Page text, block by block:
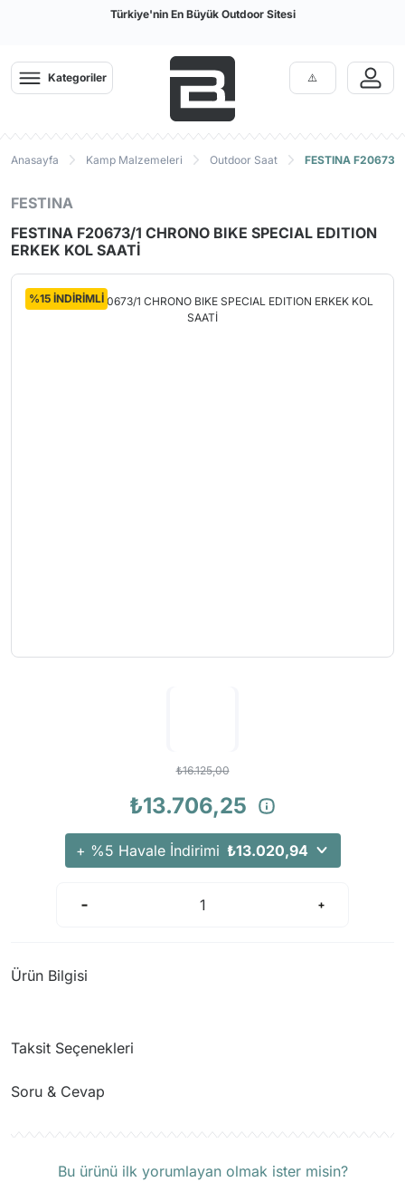
Türkiye'nin En Büyük Outdoor Sitesi
Kategoriler
Anasayfa Kamp Malzemeleri Outdoor Saat FESTINA F20673/1
FESTINA
FESTINA F20673/1 CHRONO BIKE SPECIAL EDITION
ERKEK KOL SAATİ
%15 İNDİRİMLİ
₺16.125,00
₺13.706,25
+ %5 Havale İndirimi ₺13.020,94
Ürün Bilgisi
Taksit Seçenekleri
Soru & Cevap
Bu ürünü ilk yorumlayan olmak ister misin?